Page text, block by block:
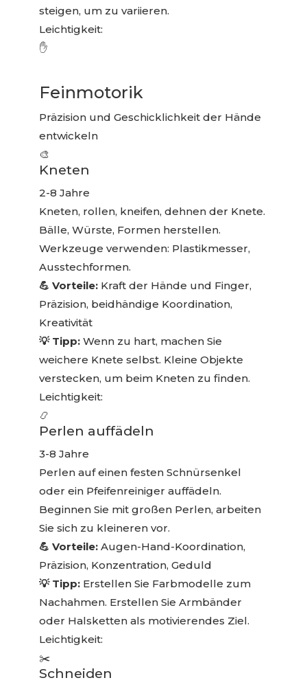
steigen, um zu variieren.
Leichtigkeit:
✋
Feinmotorik
Präzision und Geschicklichkeit der Hände
entwickeln
🎨
Kneten
2-8 Jahre
Kneten, rollen, kneifen, dehnen der Knete.
Bälle, Würste, Formen herstellen.
Werkzeuge verwenden: Plastikmesser,
Ausstechformen.
💪 Vorteile:Kraft der Hände und Finger,
Präzision, beidhändige Koordination,
Kreativität
💡 Tipp:Wenn zu hart, machen Sie
weichere Knete selbst. Kleine Objekte
verstecken, um beim Kneten zu finden.
Leichtigkeit:
📿
Perlen auffädeln
3-8 Jahre
Perlen auf einen festen Schnürsenkel
oder ein Pfeifenreiniger auffädeln.
Beginnen Sie mit großen Perlen, arbeiten
Sie sich zu kleineren vor.
💪 Vorteile:Augen-Hand-Koordination,
Präzision, Konzentration, Geduld
💡 Tipp:Erstellen Sie Farbmodelle zum
Nachahmen. Erstellen Sie Armbänder
oder Halsketten als motivierendes Ziel.
Leichtigkeit:
✂️
Schneiden